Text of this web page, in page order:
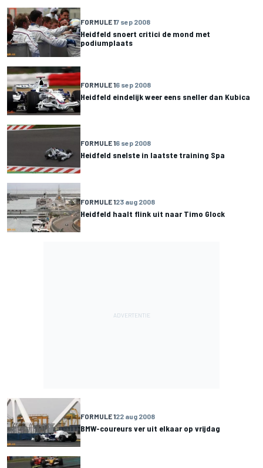
FORMULE 17 sep 2008
Heidfeld snoert critici de mond met
podiumplaats
FORMULE 16 sep 2008
Heidfeld eindelijk weer eens sneller dan Kubica
FORMULE 16 sep 2008
Heidfeld snelste in laatste training Spa
FORMULE 123 aug 2008
Heidfeld haalt flink uit naar Timo Glock
FORMULE 122 aug 2008
BMW-coureurs ver uit elkaar op vrijdag